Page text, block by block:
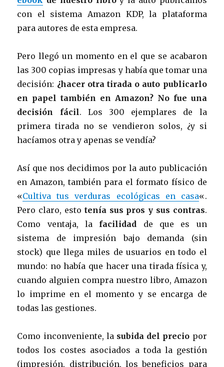
con el sistema Amazon KDP, la plataforma
para autores de esta empresa.
Pero llegó un momento en el que se acabaron
las 300 copias impresas y había que tomar una
decisión: ¿hacer otra tirada o auto publicarlo
en papel también en Amazon? No fue una
decisión fácil. Los 300 ejemplares de la
primera tirada no se vendieron solos, ¿y si
hacíamos otra y apenas se vendía?
Así que nos decidimos por la auto publicación
en Amazon, también para el formato físico de
«Cultiva tus verduras ecológicas en casa«.
Pero claro, esto tenía sus pros y sus contras.
Como ventaja, la facilidad de que es un
sistema de impresión bajo demanda (sin
stock) que llega miles de usuarios en todo el
mundo: no había que hacer una tirada física y,
cuando alguien compra nuestro libro, Amazon
lo imprime en el momento y se encarga de
todas las gestiones.
Como inconveniente, la subida del precio por
todos los costes asociados a toda la gestión
(impresión, distribución, los beneficios para